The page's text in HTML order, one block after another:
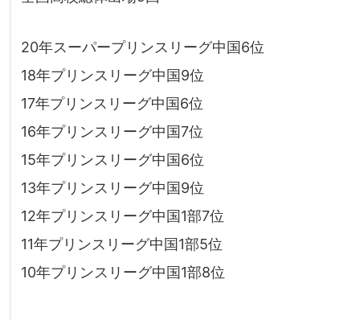
20年スーパープリンスリーグ中国6位
18年プリンスリーグ中国9位
17年プリンスリーグ中国6位
16年プリンスリーグ中国7位
15年プリンスリーグ中国6位
13年プリンスリーグ中国9位
12年プリンスリーグ中国1部7位
11年プリンスリーグ中国1部5位
10年プリンスリーグ中国1部8位